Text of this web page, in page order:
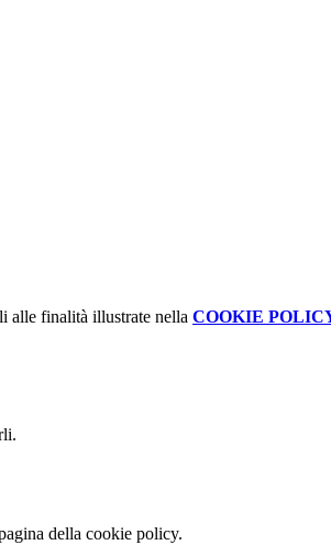
alle finalità illustrate nella COOKIE
della cookie policy.